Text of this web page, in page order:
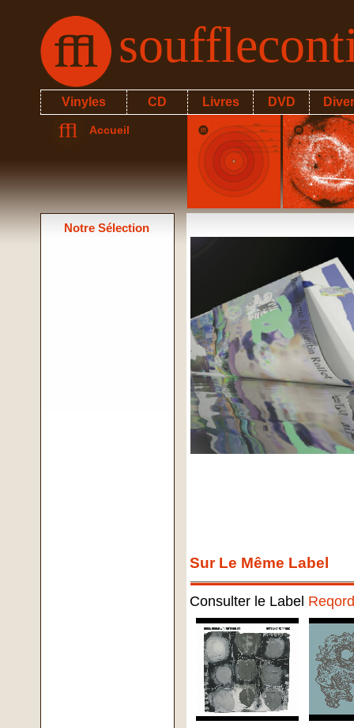
Vinyles CD Livres DVD
Accueil
Notre Sélection
Sur Le Même Label
Consulter le Label